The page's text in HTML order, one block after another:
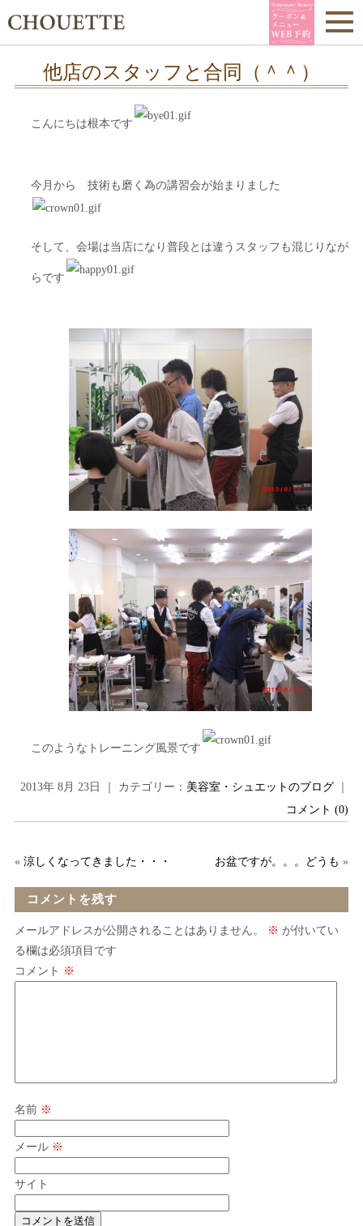
他店のスタッフと合同（＾＾）
こんにちは根本です
今月から 技術も磨く為の講習会が始まりました
そして、会場は当店になり普段とは違うスタッフも混じりなが
らです
このようなトレーニング風景です
2013年 8月 23日 ｜ カテゴリー： 美容室・シュエットのブログ
コメント (0)
« 涼しくなってきました・・・ お盆ですが。。。どうも »
コメントを残す
メールアドレスが公開されることはありません。 ※ が付いてい
る欄は必須項目です
コメント ※
名前 ※
メール ※
サイト